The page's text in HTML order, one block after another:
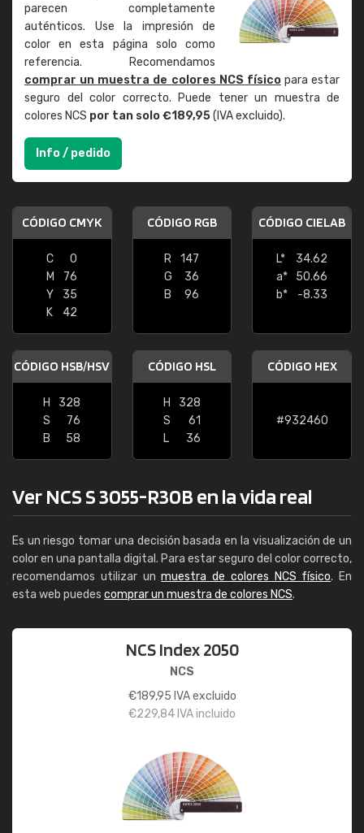
parecen completamente
auténticos. Use la impresión de
color en esta página solo como
referencia. Recomendamos
comprar un muestra de colores NCS físicopara estar
seguro del color correcto. Puede tener un muestra de
colores NCS por tan solo €189,95(IVA excluido).
Info / pedido
CÓDIGO CMYK
C
0
M
76
Y
35
K
42
CÓDIGO RGB
R
147
G
36
B
96
CÓDIGO CIELAB
L*
34.62
a*
50.66
b*
-8.33
CÓDIGO HSB/HSV
H
328
S
76
B
58
CÓDIGO HSL
H
328
S
61
L
36
CÓDIGO HEX
#932460
Ver NCS S 3055-R30B en la vida real
Es un riesgo tomar una decisión basada en la visualización de un
color en una pantalla digital. Para estar seguro del color correcto,
recomendamos utilizar unmuestra de colores NCS físico. En
esta web puedes comprar un muestra de colores NCS.
NCS Index 2050
NCS
€189,95 IVA excluido
€229,84 IVA incluido